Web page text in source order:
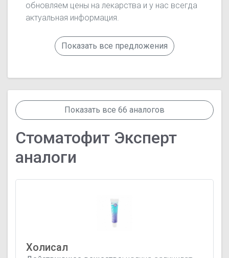
обновляем цены на лекарства и у нас всегда
актуальная информация.
Показать все предложения
Показать все 66 аналогов
Стоматофит Эксперт
аналоги
Холисал